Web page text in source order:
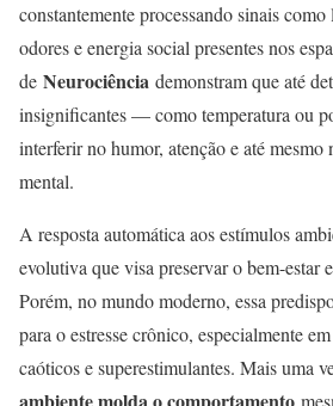
constantemente processando sinais
odores e energia social presentes nos
de Neurociência demonstram que até
insignificantes — como temperatura ou
interferir no humor, atenção e até mesmo
mental.
A resposta automática aos estímulos
evolutiva que visa preservar o bem-estar
Porém, no mundo moderno, essa
para o estresse crônico, especialmente
caóticos e superestimulantes. Mais uma